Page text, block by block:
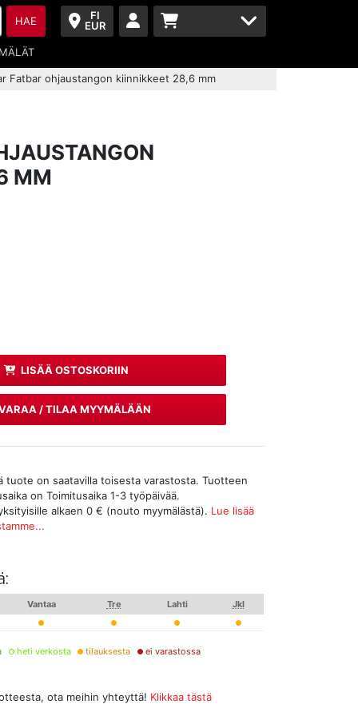
FI
EUR
HAE
Fatbar ohjaustangon kiinnikkeet 28,6 mm
MM
LISÄÄ OSTOSKORIIN
/ TILAA MYYMÄLÄÄN
tuote on saatavilla toisesta varastosta. Tuotteen
on Toimitusaika 1-3 työpäivää.
alkaen 0 € (nouto myymälästä). Lue lisää
Vantaa Tre Lahti Jkl
heti verkosta tilauksesta ei varastossa
ota meihin yhteyttä! Klikkaa tästä